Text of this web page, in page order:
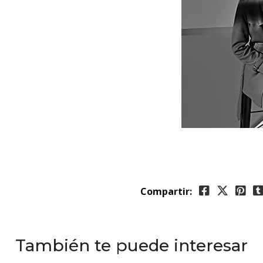
Compartir:
También te puede interesar